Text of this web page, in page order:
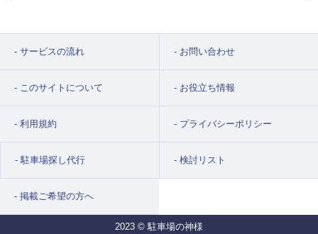
サービスの流れ お問い合わせ
このサイトについて お役立ち情報
利用規約 プライバシーポリシー
駐車場探し代行 検討リスト
掲載ご希望の方へ
2023 © 駐車場の神様